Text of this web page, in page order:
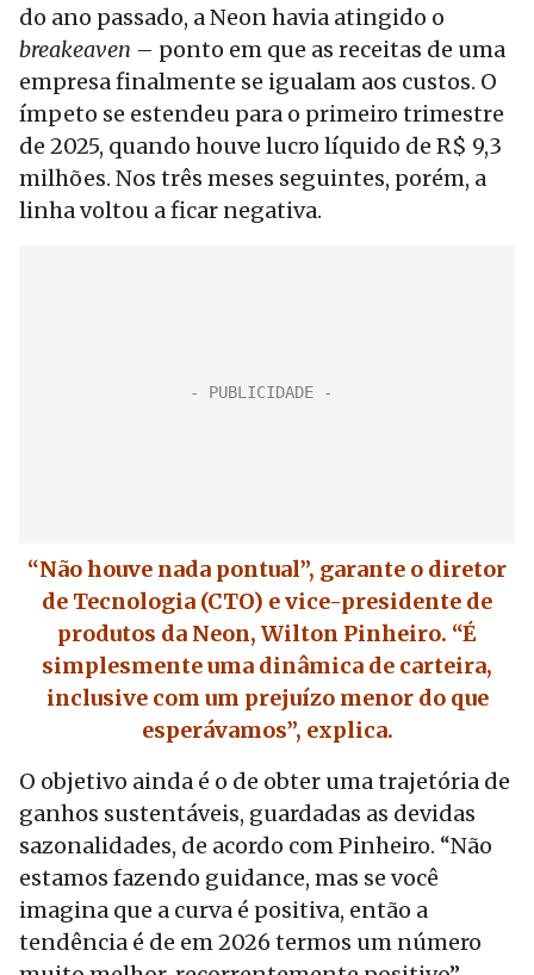
do ano passado, a Neon havia atingido o
breakeaven – ponto em que as receitas de uma
empresa finalmente se igualam aos custos. O
ímpeto se estendeu para o primeiro trimestre
de 2025, quando houve lucro líquido de R$ 9,3
milhões. Nos três meses seguintes, porém, a
linha voltou a ficar negativa.
“Não houve nada pontual”, garante o diretor
de Tecnologia (CTO) e vice-presidente de
produtos da Neon, Wilton Pinheiro. “É
simplesmente uma dinâmica de carteira,
inclusive com um prejuízo menor do que
esperávamos”, explica.
O objetivo ainda é o de obter uma trajetória de
ganhos sustentáveis, guardadas as devidas
sazonalidades, de acordo com Pinheiro. “Não
estamos fazendo guidance, mas se você
imagina que a curva é positiva, então a
tendência é de em 2026 termos um número